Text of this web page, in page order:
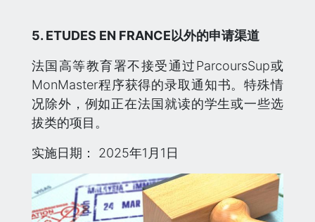
5. ETUDES EN FRANCE以外的申请渠道
法国高等教育署不接受通过ParcoursSup或
MonMaster程序获得的录取通知书。特殊情
况除外，例如正在法国就读的学生或一些选
拔类的项目。
实施日期： 2025年1月1日